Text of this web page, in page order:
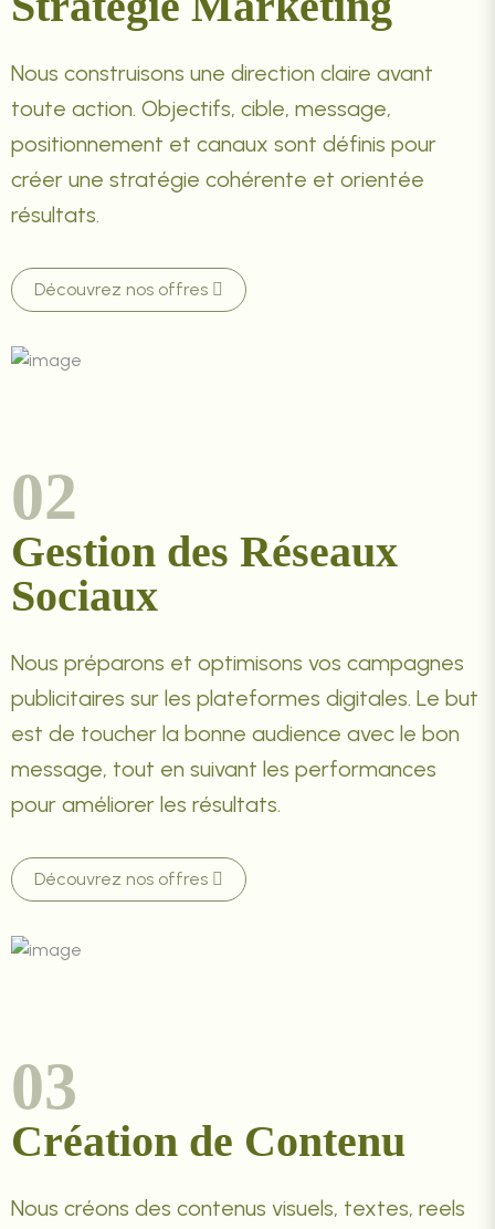
Nous construisons une direction claire avant
toute action. Objectifs, cible, message,
positionnement et canaux sont définis pour
créer une stratégie cohérente et orientée
résultats.
Découvrez nos offres
02
Gestion des Réseaux
Sociaux
Nous préparons et optimisons vos campagnes
publicitaires sur les plateformes digitales. Le but
est de toucher la bonne audience avec le bon
message, tout en suivant les performances
pour améliorer les résultats.
Découvrez nos offres
03
Création de Contenu
Nous créons des contenus visuels, textes, reels